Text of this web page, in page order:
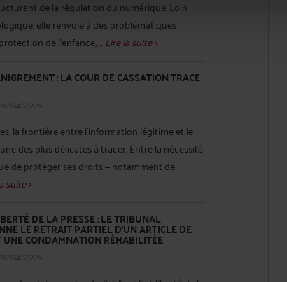
de la régulation du numérique. Loin
elle renvoie à des problématiques
de l’enfance, ...Lire la suite >
: LA COUR DE CASSATION TRACE
04/2026
la frontière entre l’information légitime et le
des plus délicates à tracer. Entre la nécessité
de protéger ses droits — notamment de
suite >
DE LA PRESSE : LE TRIBUNAL
LE RETRAIT PARTIEL D’UN ARTICLE DE
CONDAMNATION RÉHABILITÉE
04/2026